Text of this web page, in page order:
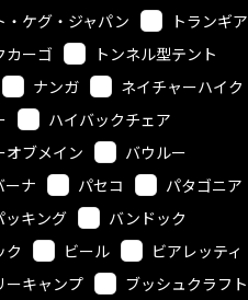
・ケグ・ジャパン
トランギア
カーゴ
トンネル型テント
ナンガ
ネイチャーハイク
ハイバックチェア
オブメイン
バウルー
ーナ
パセコ
パタゴニア
ッキング
バンドック
ク
ビール
ビアレッティ
ーキャンプ
ブッシュクラフト